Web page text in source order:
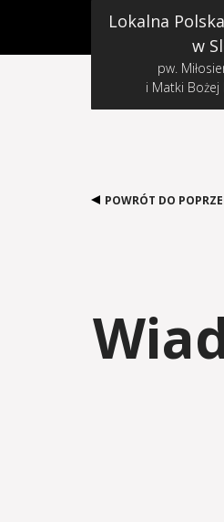
Lokalna
w
pw.
i Matki Bożej
POWRÓT DO